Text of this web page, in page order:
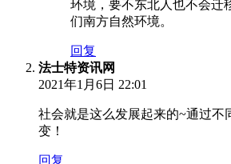
环境，要不东北人也不会迁
们南方自然环境。
回复
法士特资讯网
2021年1月6日 22:01
社会就是这么发展起来的~通过不
变！
回复